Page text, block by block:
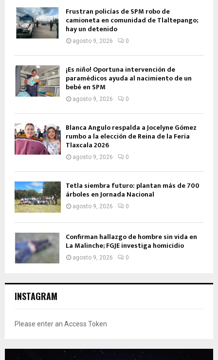
Frustran policías de SPM robo de
camioneta en comunidad de Tlaltepango;
hay un detenido
agosto 9, 2026 0
¡Es niño! Oportuna intervención de
paramédicos ayuda al nacimiento de un
bebé en SPM
agosto 9, 2026 0
Blanca Angulo respalda a Jocelyne Gómez
rumbo a la elección de Reina de la Feria
Tlaxcala 2026
agosto 9, 2026 0
Tetla siembra futuro: plantan más de 700
árboles en Jornada Nacional
agosto 9, 2026 0
Confirman hallazgo de hombre sin vida en
La Malinche; FGJE investiga homicidio
agosto 9, 2026 0
INSTAGRAM
Please enter an Access Token